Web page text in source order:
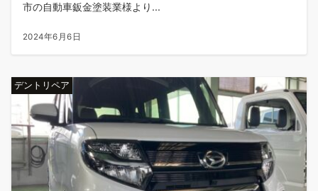
市の自動車鈑金塗装業様より...
2024年6月6日
デントリペア